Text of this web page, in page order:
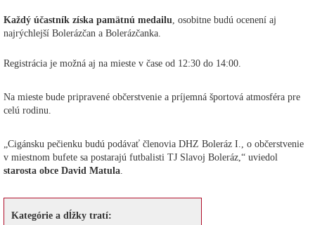
Každý účastník získa pamätnú medailu , osobitne budú ocenení aj
najrýchlejší Bolerázčan a Bolerázčanka.
Registrácia je možná aj na mieste v čase od 12:30 do 14:00.
Na mieste bude pripravené občerstvenie a príjemná športová atmosféra pre
celú rodinu.
„Cigánsku pečienku budú podávať členovia DHZ Boleráz I., o občerstvenie
v miestnom bufete sa postarajú futbalisti TJ Slavoj Boleráz,“ uviedol
starosta obce David Matula
Kategórie a dĺžky tratí: